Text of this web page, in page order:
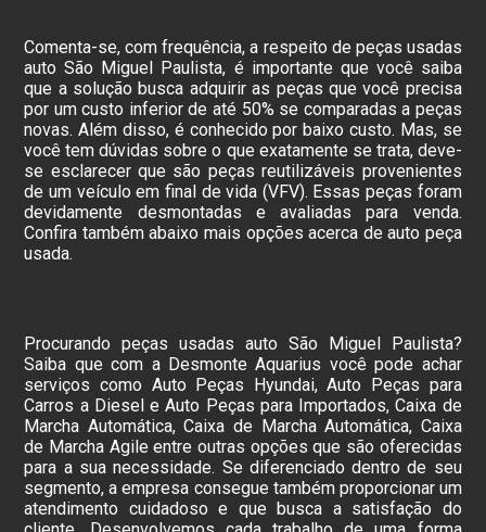
Comenta-se, com frequência, a respeito de peças usadas
auto São Miguel Paulista, é importante que você saiba
que a solução busca adquirir as peças que você precisa
por um custo inferior de até 50% se comparadas a peças
novas. Além disso, é conhecido por baixo custo. Mas, se
você tem dúvidas sobre o que exatamente se trata, deve-
se esclarecer que são peças reutilizáveis provenientes
de um veículo em final de vida (VFV). Essas peças foram
devidamente desmontadas e avaliadas para venda.
Confira também abaixo mais opções acerca de auto peça
usada.
Procurando peças usadas auto São Miguel Paulista?
Saiba que com a Desmonte Aquarius você pode achar
serviços como Auto Peças Hyundai, Auto Peças para
Carros a Diesel e Auto Peças para Importados, Caixa de
Marcha Automática, Caixa de Marcha Automática, Caixa
de Marcha Agile entre outras opções que são oferecidas
para a sua necessidade. Se diferenciado dentro de seu
segmento, a empresa consegue também proporcionar um
atendimento cuidadoso e que busca a satisfação do